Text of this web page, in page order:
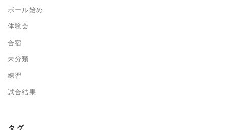
ボール始め
体験会
合宿
未分類
練習
試合結果